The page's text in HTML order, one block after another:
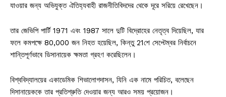
যাওয়ার জন্য অভিযুক্ত ঐতিহ্যবাহী রাজনীতিবিদদের থেকে দূরে সরিয়ে রেখেছেন।
তার জেভিপি পার্টি 1971 এবং 1987 সালে দুটি বিদ্রোহের নেতৃত্ব দিয়েছিল, যার
ফলে কমপক্ষে 80,000 জন নিহত হয়েছিল, কিন্তু 21শে সেপ্টেম্বর নির্বাচনে
শান্তিপূর্ণভাবে ডিসানায়েক ক্ষমতা গ্রহণ করেছিলেন।
বিশ্ববিদ্যালয়ের একাডেমিক শিভালোগদাসন, যিনি এক নামে পরিচিত, বলেছেন
দিসানায়েককে তার প্রতিশ্রুতি দেওয়ার জন্য আরও সময় প্রয়োজন।